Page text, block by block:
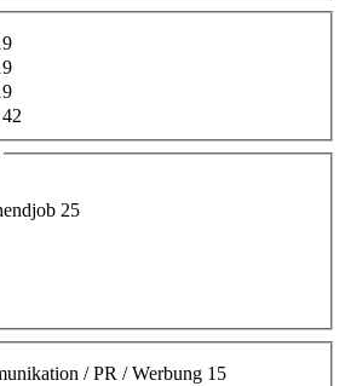
42
25
/ PR / Werbung 15